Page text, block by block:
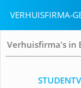
VERHUISFIRMA-
Verhuisfirma's in